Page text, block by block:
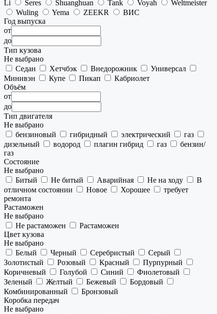
Li
Seres Shuanghuan Tank Voyah
Weltmeister
Wuling
Yema ZEEKR
ВИС
Год выпуска
от
до
Тип кузова
Не выбрано
Седан
Хетчбэк Внедорожник
Универсал
Минивэн
Купе Пикап
Кабриолет
Объём
от
до
Тип двигателя
Не выбрано
бензиновый
гибридный электрический
газ
дизельный
водород плагин гибрид газ
бензин/
газ
Состояние
Не выбрано
Битый
Не битый Аварийная Не на ходу
В
отличном состоянии
Новое Хорошее
требует
ремонта
Растаможен
Не выбрано
Не растаможен
Растаможен
Цвет кузова
Не выбрано
Белый
Черный Серебристый
Серый
Золотистый
Розовый Красный
Пурпурный
Коричневый
Голубой Синий
Фиолетовый
Зеленый
Желтый Бежевый
Бордовый
Комбинированный
Бронзовый
Коробка передач
Не выбрано